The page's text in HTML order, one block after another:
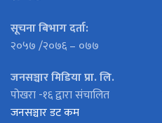
सूचना बिभाग दर्ता:
२०५७ /२०७६ – ०७७
जनसञ्चार मिडिया प्रा. लि.
पोखरा -१६ द्वारा संचालित
जनसञ्चार डट कम